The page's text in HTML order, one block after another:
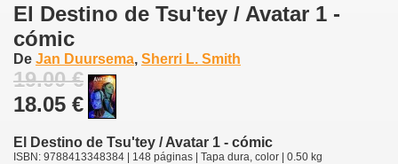
El Destino de Tsu'tey / Avatar 1 -
cómic
De Jan Duursema, Sherri L. Smith
19.00 €
18.05 €
El Destino de Tsu'tey / Avatar 1 - cómic
ISBN: 9788413348384 | 148 páginas | Tapa dura, color | 0.50 kg